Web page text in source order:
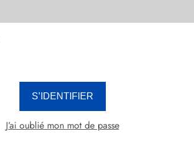
S’IDENTIFIER
J’ai oublié mon mot de passe